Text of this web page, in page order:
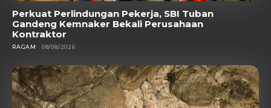
Perkuat Perlindungan Pekerja, SBI Tuban
Gandeng Kemnaker Bekali Perusahaan
Kontraktor
RAGAM 08/08/2026